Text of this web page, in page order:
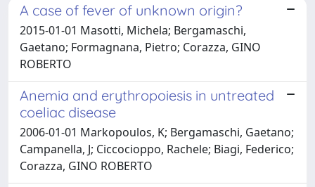
A case of fever of unknown origin?
2015-01-01 Masotti, Michela; Bergamaschi,
Gaetano; Formagnana, Pietro; Corazza, GINO
ROBERTO
Anemia and erythropoiesis in untreated
coeliac disease
2006-01-01 Markopoulos, K; Bergamaschi, Gaetano;
Campanella, J; Ciccocioppo, Rachele; Biagi, Federico;
Corazza, GINO ROBERTO